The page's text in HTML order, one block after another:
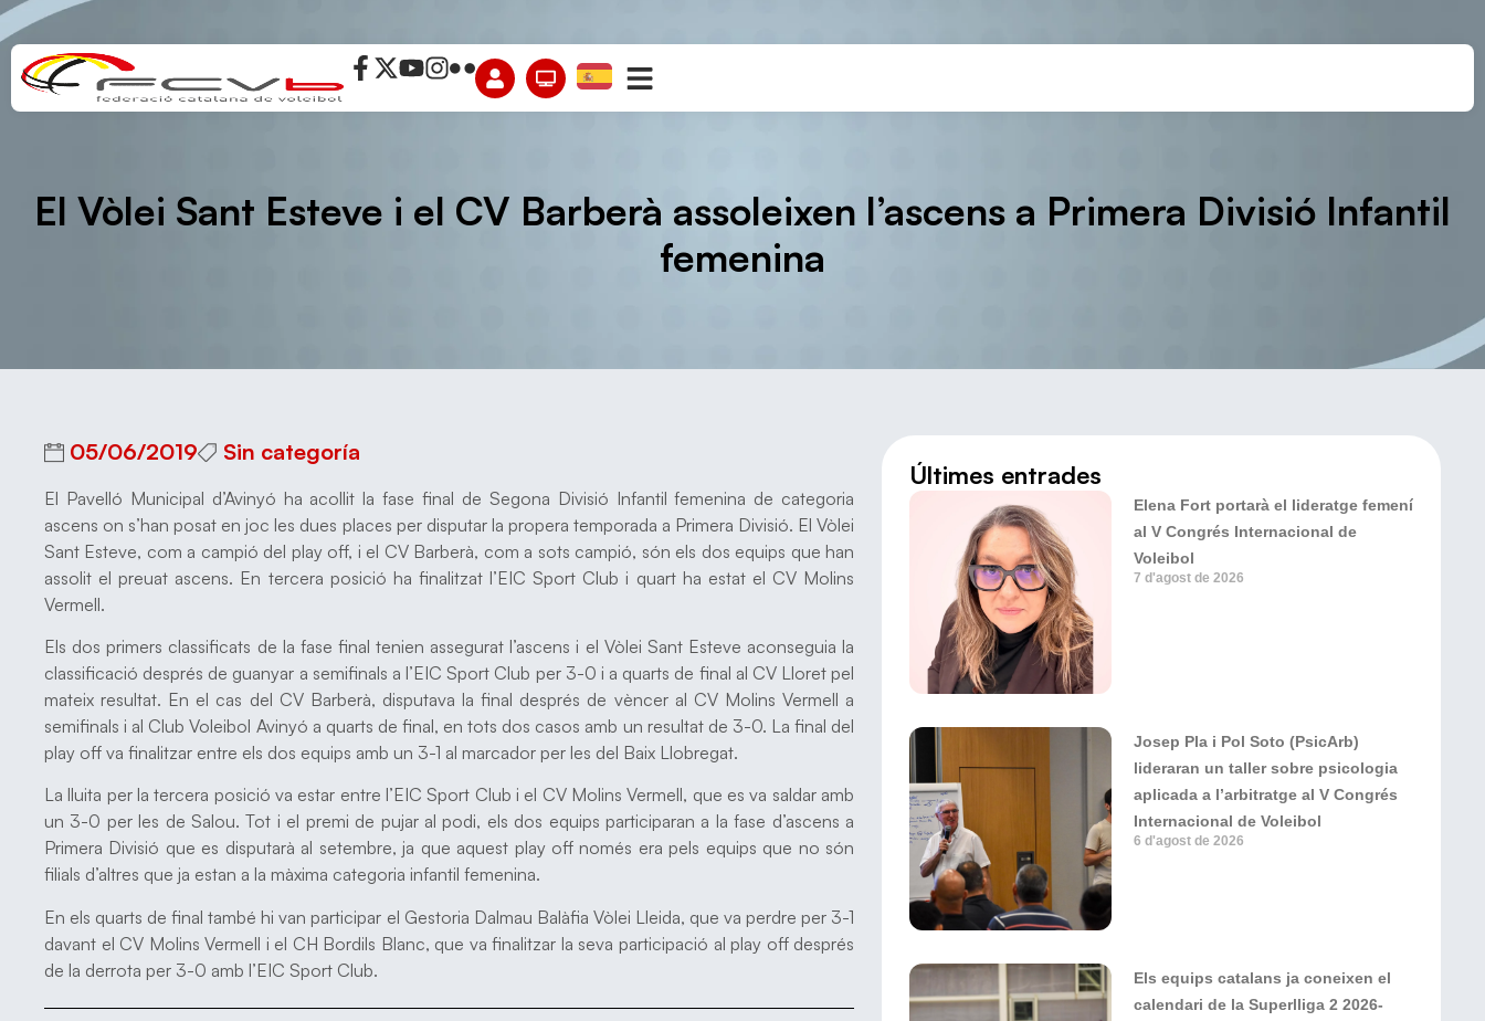
El Vòlei Sant Esteve i el CV Barberà assoleixen l’ascens a Primera Divisió Infantil
femenina
05/06/2019 Sin categoría
El Pavelló Municipal d’Avinyó ha acollit la fase final de Segona Divisió Infantil femenina de categoria
ascens on s’han posat en joc les dues places per disputar la propera temporada a Primera Divisió. El Vòlei
Sant Esteve, com a campió del play off, i el CV Barberà, com a sots campió, són els dos equips que han
assolit el preuat ascens. En tercera posició ha finalitzat l’EIC Sport Club i quart ha estat el CV Molins
Vermell.
Els dos primers classificats de la fase final tenien assegurat l’ascens i el Vòlei Sant Esteve aconseguia la
classificació després de guanyar a semifinals a l’EIC Sport Club per 3-0 i a quarts de final al CV Lloret pel
mateix resultat. En el cas del CV Barberà, disputava la final després de vèncer al CV Molins Vermell a
semifinals i al Club Voleibol Avinyó a quarts de final, en tots dos casos amb un resultat de 3-0. La final del
play off va finalitzar entre els dos equips amb un 3-1 al marcador per les del Baix Llobregat.
La lluita per la tercera posició va estar entre l’EIC Sport Club i el CV Molins Vermell, que es va saldar amb
un 3-0 per les de Salou. Tot i el premi de pujar al podi, els dos equips participaran a la fase d’ascens a
Primera Divisió que es disputarà al setembre, ja que aquest play off només era pels equips que no són
filials d’altres que ja estan a la màxima categoria infantil femenina.
En els quarts de final també hi van participar el Gestoria Dalmau Balàfia Vòlei Lleida, que va perdre per 3-1
davant el CV Molins Vermell i el CH Bordils Blanc, que va finalitzar la seva participació al play off després
de la derrota per 3-0 amb l’EIC Sport Club.
Últimes entrades
Elena Fort portarà el lideratge femení
al V Congrés Internacional de
Voleibol
7 d'agost de 2026
Josep Pla i Pol Soto (PsicArb)
lideraran un taller sobre psicologia
aplicada a l’arbitratge al V Congrés
Internacional de Voleibol
6 d'agost de 2026
Els equips catalans ja coneixen el
calendari de la Superlliga 2 2026-